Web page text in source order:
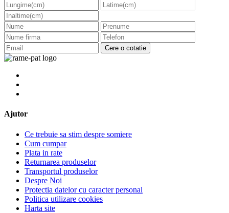
Cere o cotatie
Ajutor
Ce trebuie sa stim despre somiere
Cum cumpar
Plata in rate
Returnarea produselor
Transportul produselor
Despre Noi
Protectia datelor cu caracter personal
Politica utilizare cookies
Harta site